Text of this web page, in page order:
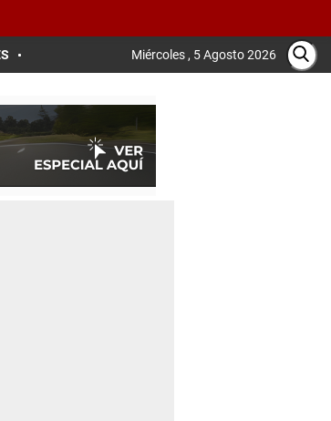
Miércoles , 5 Agosto 2026